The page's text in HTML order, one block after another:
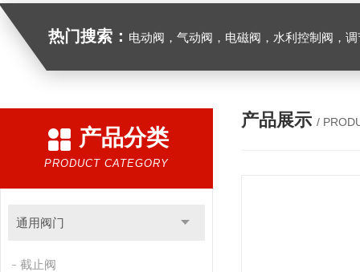
热门搜索： 电动阀，气动阀，电磁阀，水利控制阀，调节
产品分类
PRODUCT CATEGORY
通用阀门
截止阀
产品展示 /